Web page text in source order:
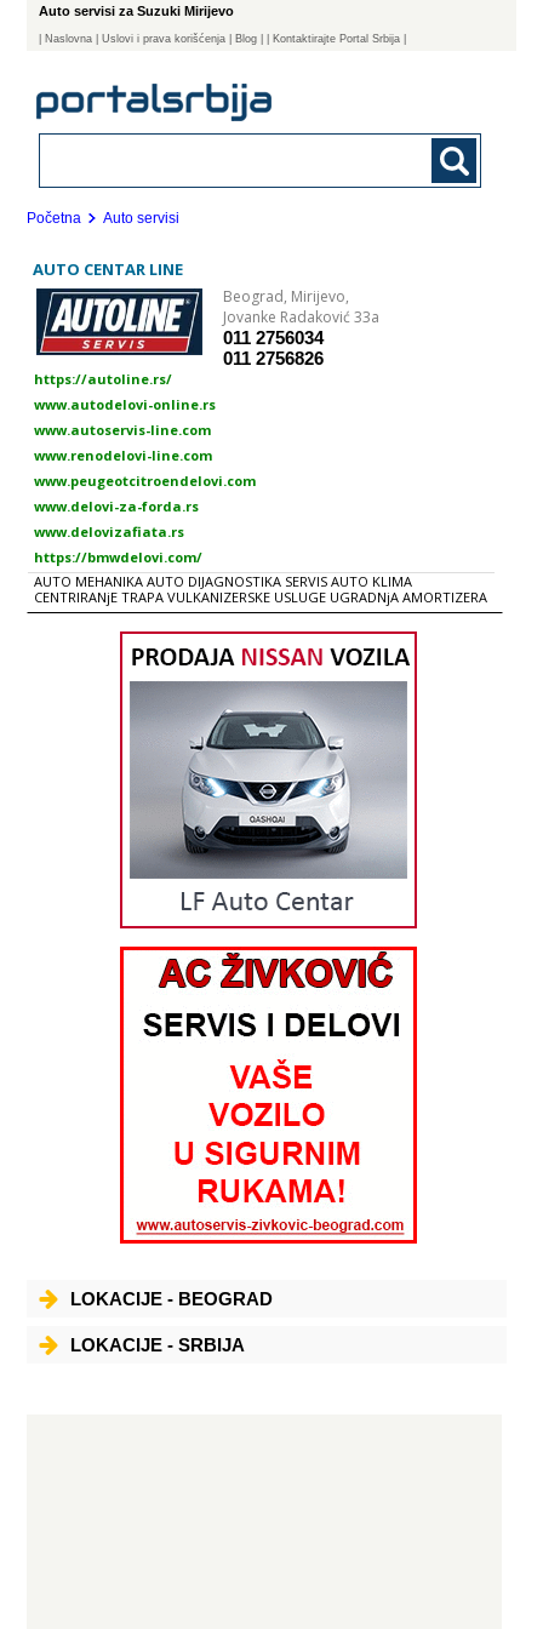
Auto servisi za Suzuki Mirijevo
Naslovna | Uslovi i prava korišćenja Blog | Kontaktirajte Portal Srbija |
Početna Auto servisi
AUTO CENTAR LINE
Beograd, Mirijevo,
Jovanke Radaković 33a
011 2756034
011 2756826
https://autoline.rs/
www.autodelovi-online.rs
www.autoservis-line.com
www.renodelovi-line.com
www.peugeotcitroendelovi.com
www.delovi-za-forda.rs
www.delovizafiata.rs
https://bmwdelovi.com/
AUTO MEHANIKA AUTO DIJAGNOSTIKA SERVIS AUTO KLIMA
CENTRIRANjE TRAPA VULKANIZERSKE USLUGE UGRADNjA AMORTIZERA
AUDI, VW, SEAT,BMW, CHEVROLET, CITROEN, FIAT, FORD, MERCEDES,
OPEL, PEUGEOT, RENAULT, ŠKODA, VOLVO Auto Line Centar nudi
pouzdane i kvalitetne auto-mehaničarske usluge koje su bazirane na
višegodišnjem uskustvu naših servisera i kadrova. Auto servis je
vozila. Redovno održanje je najvažniji faktor za ispravnost svih marki i
tipova automobila. Redovno održavanje obuhvata: - pravovremenu
zamenu filtera i ulja, na preporučenoj kilometraži (od 5.000-10.000km) -
redovnu proveru tečnosti (antifriz, kočiona tečnost, ulje u menjaču i
dr) - provera kočionog sistema (zamena potrošenih disk pločica,
paknova, kočionih diskova, kočionih cilindara, sajle ručne itd) - veliki
servis (zamena svih kaiševa, španera i vodene pume) na određen broj
pređenih km (prva zamena od 90.000-120.000km, druga 60.000-90
000km, u zavisnosti od modela automobila i preporuke proizvođača) -
čišćenje dizni, klapni, AGR ventila (čest uzrok loših performansi, slabije
vuče, problema sa paljenjem, a najčešće posledica lošeg kvaliteta
goriva na našem tržištu) - zamena seta kvačila (lamele, korpe i druck
lagera). Interval zamene najčešće zavisi od samog vozača i
individualnog načina vožnje. U našem servisu moguće su i sve
popravke vezane za motor i menjač. Auto Line Centar nudi pouzdane i
kvalitetne auto-mehaničarske usluge koje su bazirane na
višegodišnjem uskustvu naših servisera i kadrova. Auto servis je
opremljen najmodernijom opremon za auto-dijagnostiku i servisiranje
vozila. Naši serviseri konstantno prate razvoj auto-industrije i česte
promene na novim modelima automobila. RADNO VREME radnim
LOKACIJE - BEOGRAD
LOKACIJE - SRBIJA